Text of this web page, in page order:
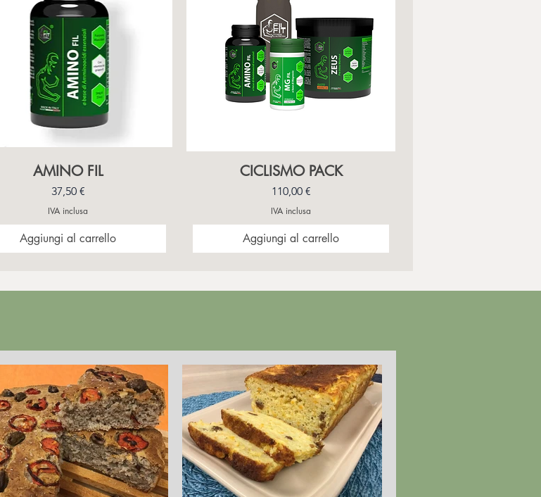
Vista rapida
AMINO FIL
Prezzo
37,50 €
IVA inclusa
Aggiungi al carrello
Vista rapida
CICLISMO PACK
Prezzo
110,00 €
IVA inclusa
Aggiungi al carrello